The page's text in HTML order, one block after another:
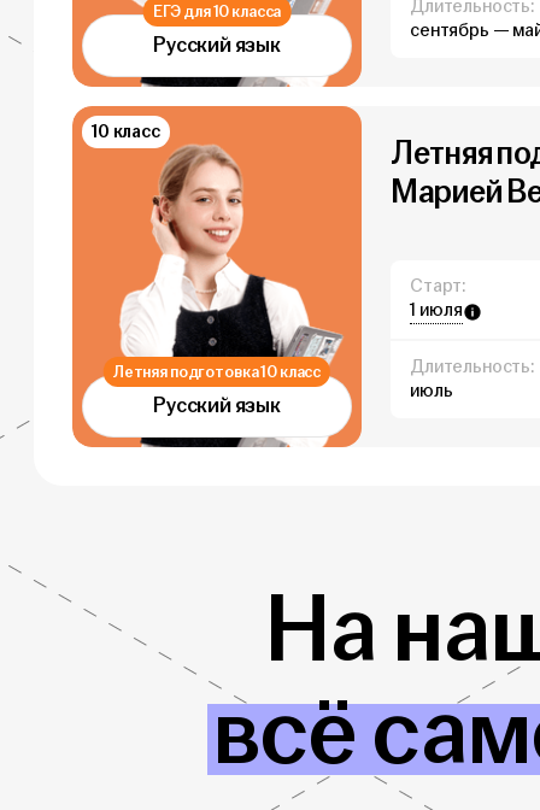
Русский язык
ЕГЭ для 10 класса
Длительность:
сентябрь —
Русский язык
Летняя подготовка 10 класс
10 класс
Летняя
Марией
Старт:
1 июля
Длительность:
июль
На
всё